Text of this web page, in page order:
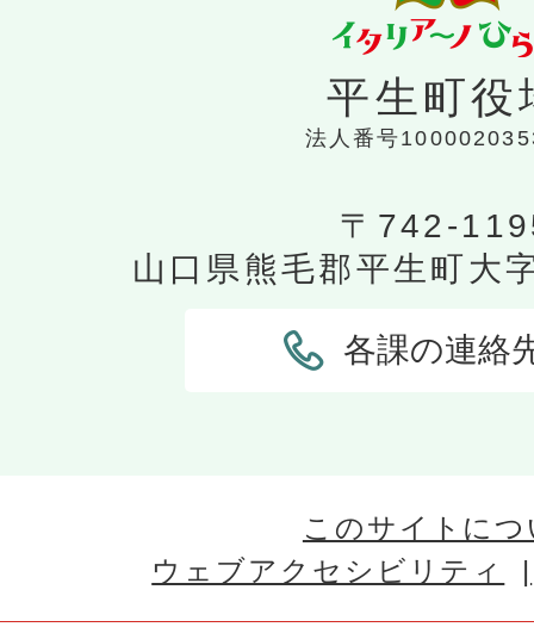
平生町役
法人番号
〒742-
山口県熊毛郡平生町大
各課の連絡
このサイトに
ウェブアクセシビリティ